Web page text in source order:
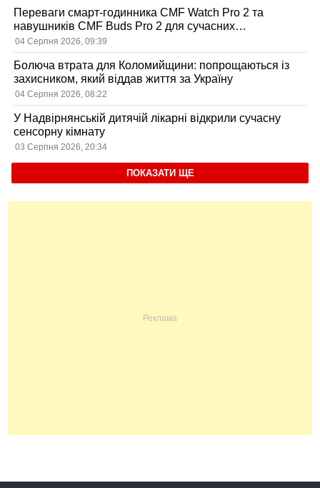
Переваги смарт-годинника CMF Watch Pro 2 та
навушників CMF Buds Pro 2 для сучасних
користувачів
04 Серпня 2026, 09:39
Болюча втрата для Коломийщини: попрощаються із
захисником, який віддав життя за Україну
04 Серпня 2026, 08:22
У Надвірнянській дитячій лікарні відкрили сучасну
сенсорну кімнату
03 Серпня 2026, 20:34
ПОКАЗАТИ ЩЕ